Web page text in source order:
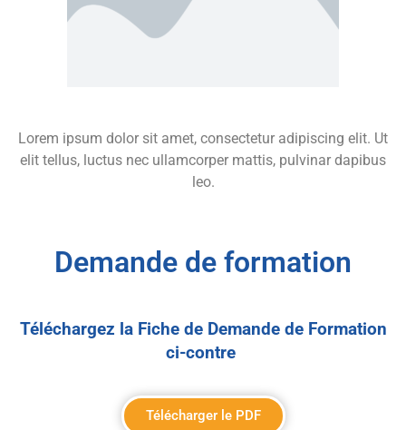
Lorem ipsum dolor sit amet, consectetur adipiscing elit. Ut
elit tellus, luctus nec ullamcorper mattis, pulvinar dapibus
leo.
Demande de formation
Téléchargez la Fiche de Demande de Formation
ci-contre
Télécharger le PDF